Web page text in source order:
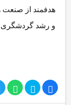
هدفمند از صنعت
و رشد